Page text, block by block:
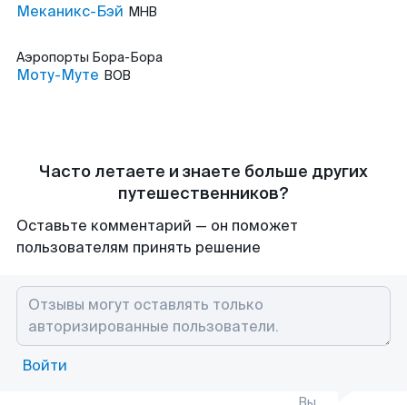
Меканикс-Бэй MHB
Аэропорты Бора-Бора
Моту-Муте BOB
Часто летаете и знаете больше других
путешественников?
Оставьте комментарий — он поможет
пользователям принять решение
Войти